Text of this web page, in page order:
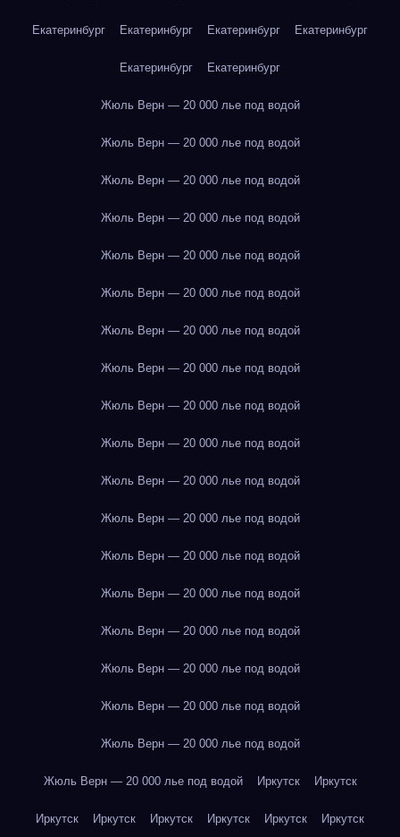
Екатеринбург Екатеринбург Екатеринбург Екатеринбург
Екатеринбург Екатеринбург
Жюль Верн — 20 000 лье под водой
Жюль Верн — 20 000 лье под водой
Жюль Верн — 20 000 лье под водой
Жюль Верн — 20 000 лье под водой
Жюль Верн — 20 000 лье под водой
Жюль Верн — 20 000 лье под водой
Жюль Верн — 20 000 лье под водой
Жюль Верн — 20 000 лье под водой
Жюль Верн — 20 000 лье под водой
Жюль Верн — 20 000 лье под водой
Жюль Верн — 20 000 лье под водой
Жюль Верн — 20 000 лье под водой
Жюль Верн — 20 000 лье под водой
Жюль Верн — 20 000 лье под водой
Жюль Верн — 20 000 лье под водой
Жюль Верн — 20 000 лье под водой
Жюль Верн — 20 000 лье под водой
Жюль Верн — 20 000 лье под водой
Жюль Верн — 20 000 лье под водой Иркутск Иркутск
Иркутск Иркутск Иркутск Иркутск Иркутск Иркутск